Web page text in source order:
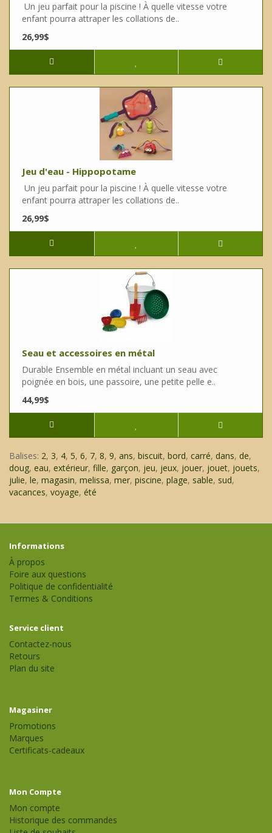
Un jeu parfait pour la piscine ! À quelle vitesse votre
enfant pourra attraper les collations de..
26,99$
Jeu d'eau - Hippopotame
Un jeu parfait pour la piscine ! À quelle vitesse votre
enfant pourra attraper les collations de..
26,99$
Seau et accessoires en métal
Durable Ensemble en métal incluant un seau avec
poignée en bois, une passoire, une petite pelle e..
44,99$
Balises: 2, 3, 4, 5, 6, 7, 8, 9, ans, biscuit, bord, carré, dans, de,
doug, eau, extérieur, fille, garçon, jeu, jeux, jouer, jouet, jouets,
julie, le, magasin, melissa, mer, piscine, plage, sable, sud,
vacances, voyage, été
Informations
À propos
Foire aux questions
Politique de confidentialité
Termes & Conditions
Service client
Contactez-nous
Retours
Plan du site
Magasiner
Promotions
Marques
Certificats-cadeaux
Mon Compte
Mon compte
Historique des commandes